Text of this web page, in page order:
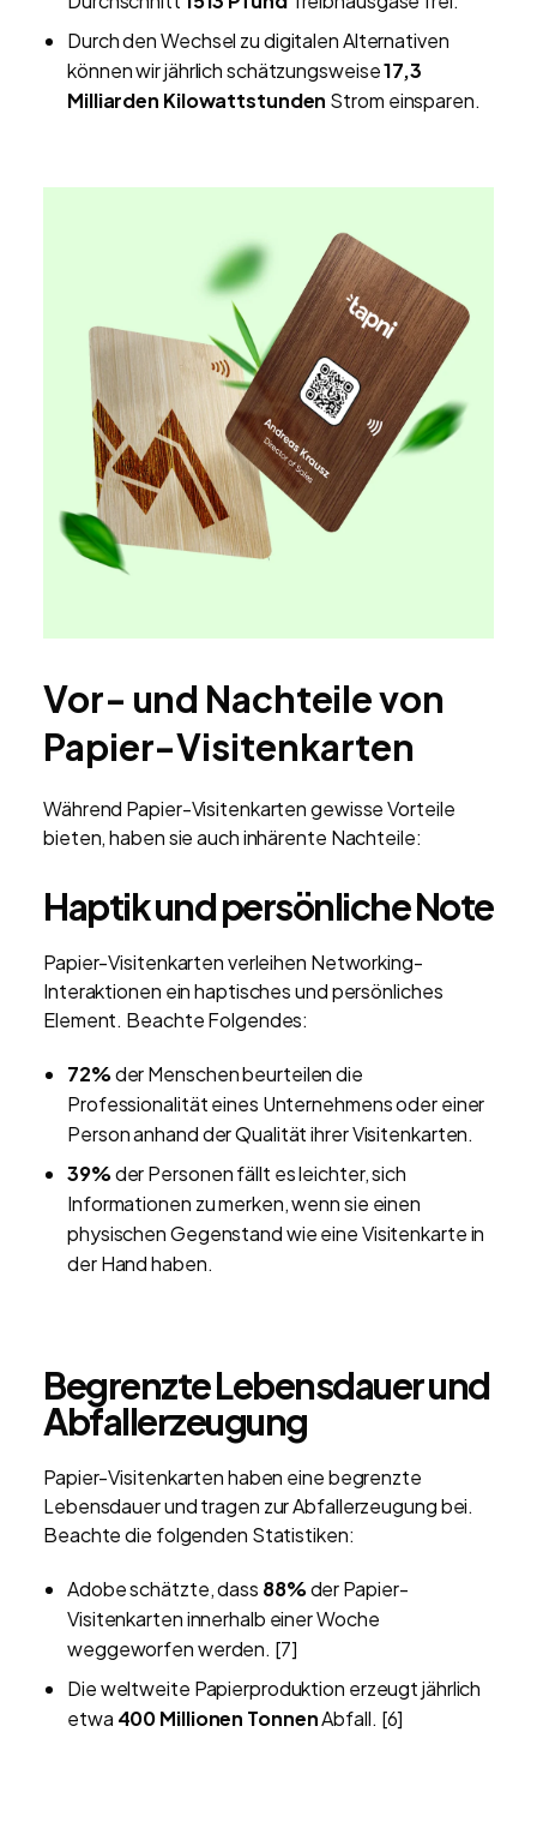
Durch den Wechsel zu digitalen Alternativen
können wir jährlich schätzungsweise17,3
Milliarden Kilowattstunden Strom einsparen.
Vor- und Nachteile von
Papier-Visitenkarten
Während Papier-Visitenkarten gewisse Vorteile
bieten, haben sie auch inhärente Nachteile:
Haptik und persönliche Note
Papier-Visitenkarten verleihen Networking-
Interaktionen ein haptisches und persönliches
Element. Beachte Folgendes:
72%der Menschen beurteilen die
Professionalität eines Unternehmens oder einer
Person anhand der Qualität ihrer Visitenkarten.
39%der Personen fällt es leichter, sich
Informationen zu merken, wenn sie einen
physischen Gegenstand wie eine Visitenkarte in
der Hand haben.
Begrenzte Lebensdauer und
Abfallerzeugung
Papier-Visitenkarten haben eine begrenzte
Lebensdauer und tragen zur Abfallerzeugung bei.
Beachte die folgenden Statistiken:
Adobe schätzte, dass 88%der Papier-
Visitenkarten innerhalb einer Woche
weggeworfen werden. [7]
Die weltweite Papierproduktion erzeugt jährlich
etwa 400 Millionen TonnenAbfall. [6]